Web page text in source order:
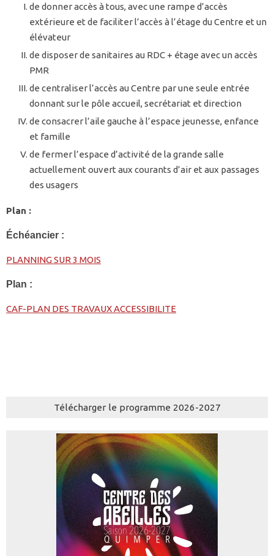
de donner accès à tous, avec une rampe d’accès
extérieure et de faciliter l’accès à l’étage du Centre et un
élévateur
de disposer de sanitaires au RDC + étage avec un accès
PMR
de centraliser l’accès au Centre par une seule entrée
donnant sur le pôle accueil, secrétariat et direction
de consacrer l’aile gauche à l’espace jeunesse, enfance
et famille
de fermer l’espace d’activité de la grande salle
actuellement ouvert aux courants d’air et aux passages
des usagers
Plan :
Échéancier :
PLANNING SUR 3 MOIS
Plan :
CAF-PLAN DES TRAVAUX ACCESSIBILITE
Télécharger le programme 2026-2027